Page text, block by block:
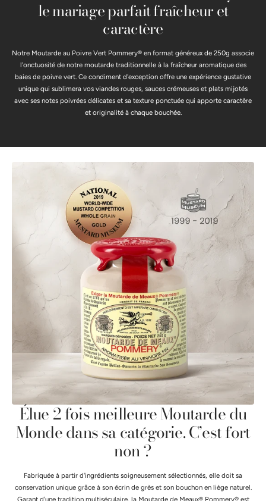
le mariage parfait fraîcheur et
caractère
Notre Moutarde au Poivre Vert Pommery® en format généreux de 250g associe
l'onctuosité de notre moutarde traditionnelle à la fraîcheur aromatique des
baies de poivre vert. Ce condiment d'exception offre une expérience gustative
unique qui sublimera vos viandes rouges, sauces crémeuses et plats mijotés
avec ses notes poivrées délicates et sa texture ponctuée qui apporte caractère
et originalité à chaque bouchée.
Élue 2 fois meilleure Moutarde du
Monde dans sa catégorie. C’est fort
non ?
Fabriquée à partir d'ingrédients soigneusement sélectionnés, elle doit sa
conservation unique grâce à son écrin de grès et son bouchon en liège naturel.